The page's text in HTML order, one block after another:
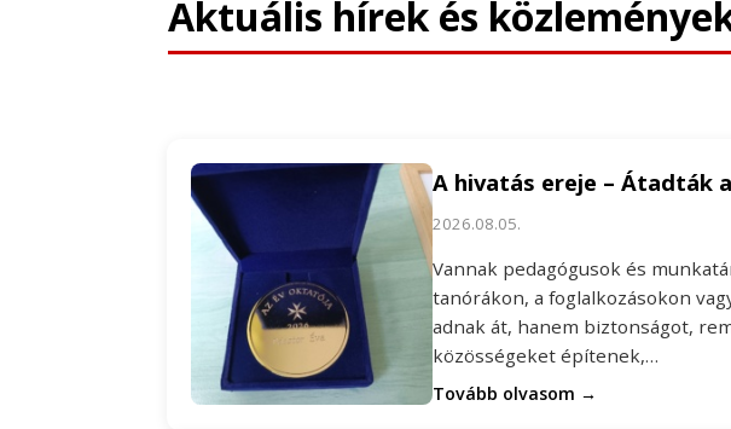
Aktuális hírek és
A hivatás ereje – Átadták
2026.08.05.
Vannak pedagógusok és
tanórákon, a foglalkozásokon
adnak át, hanem biztonságot,
közösségeket építenek,…
Tovább olvasom →